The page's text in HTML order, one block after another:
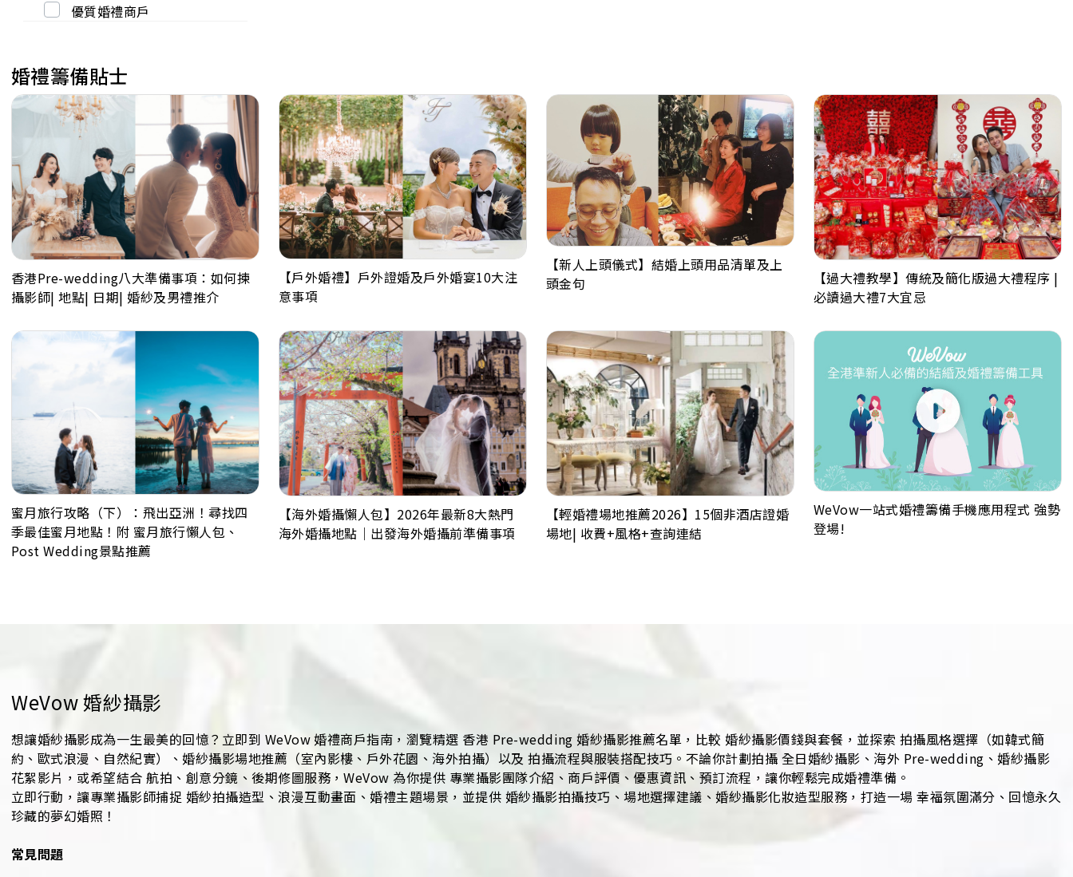
優質婚禮商戶
婚禮籌備貼士
香港Pre-wedding八大準備事項：如何揀
攝影師| 地點| 日期| 婚紗及男禮推介
【戶外婚禮】戶外證婚及戶外婚宴10大注
意事項
【新人上頭儀式】結婚上頭用品清單及上
頭金句
【過大禮教學】傳統及簡化版過大禮程序 |
必讀過大禮7大宜忌
蜜月旅行攻略（下）：飛出亞洲！尋找四
季最佳蜜月地點！附 蜜月旅行懶人包、
Post Wedding景點推薦
【海外婚攝懶人包】2026年最新8大熱門
海外婚攝地點｜出發海外婚攝前準備事項
【輕婚禮場地推薦2026】15個非酒店證婚
場地| 收費+風格+查詢連結
WeVow一站式婚禮籌備手機應用程式 強勢
登場!
WeVow 婚紗攝影
想讓婚紗攝影成為一生最美的回憶？立即到 WeVow 婚禮商戶指南，瀏覽精選 香港 Pre-wedding 婚紗攝影推薦名單，比較 婚紗攝影價錢與套餐，並探索 拍攝風格選擇（如韓式簡
約、歐式浪漫、自然紀實）、婚紗攝影場地推薦（室內影樓、戶外花園、海外拍攝）以及 拍攝流程與服裝搭配技巧。不論你計劃拍攝 全日婚紗攝影、海外 Pre-wedding、婚紗攝影
花絮影片，或希望結合 航拍、創意分鏡、後期修圖服務，WeVow 為你提供 專業攝影團隊介紹、商戶評價、優惠資訊、預訂流程，讓你輕鬆完成婚禮準備。
立即行動，讓專業攝影師捕捉 婚紗拍攝造型、浪漫互動畫面、婚禮主題場景，並提供 婚紗攝影拍攝技巧、場地選擇建議、婚紗攝影化妝造型服務，打造一場 幸福氛圍滿分、回憶永久
珍藏的夢幻婚照！
常見問題